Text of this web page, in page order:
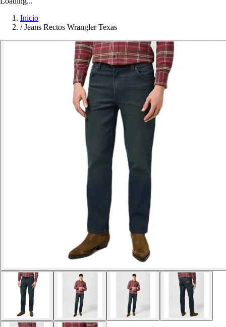
Inicio
/ Jeans Rectos Wrangler Texas